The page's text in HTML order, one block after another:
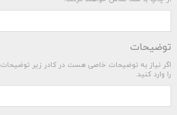
توضیحات
اگر نیاز به توضیحات خاصی هست در کادر زیر توضیحات
را وارد کنید.